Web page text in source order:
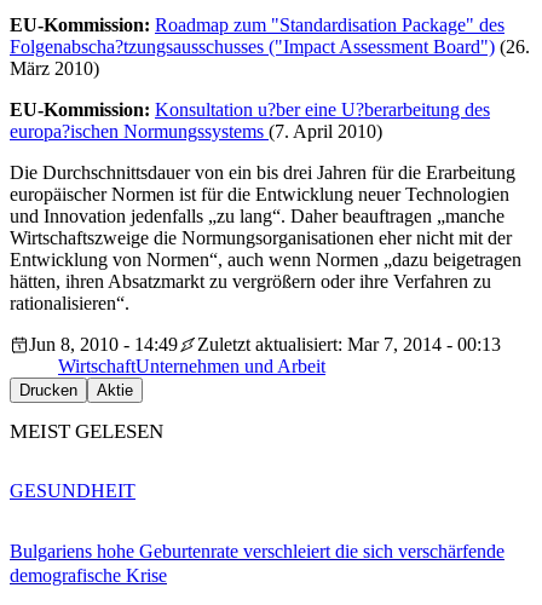
EU-Kommission: Roadmap zum "Standardisation Package" des
Folgenabscha?tzungsausschusses ("Impact Assessment Board") (26.
März 2010)
EU-Kommission: Konsultation u?ber eine U?berarbeitung des
europa?ischen Normungssystems (7. April 2010)
Die Durchschnittsdauer von ein bis drei Jahren für die Erarbeitung
europäischer Normen ist für die Entwicklung neuer Technologien
und Innovation jedenfalls „zu lang“. Daher beauftragen „manche
Wirtschaftszweige die Normungsorganisationen eher nicht mit der
Entwicklung von Normen“, auch wenn Normen „dazu beigetragen
hätten, ihren Absatzmarkt zu vergrößern oder ihre Verfahren zu
rationalisieren“.
Jun 8, 2010 - 14:49
Zuletzt aktualisiert: Mar 7, 2014 - 00:13
WirtschaftUnternehmen und Arbeit
Drucken Aktie
MEIST GELESEN
Bulgariens hohe Geburtenrate verschleiert die sich verschärfende
demografische Krise
GESUNDHEIT